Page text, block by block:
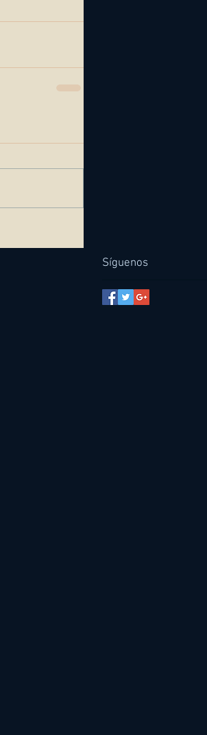
Síguenos